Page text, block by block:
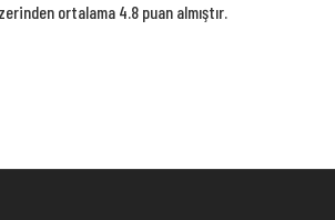
ortalama 4.8 puan almıştır.